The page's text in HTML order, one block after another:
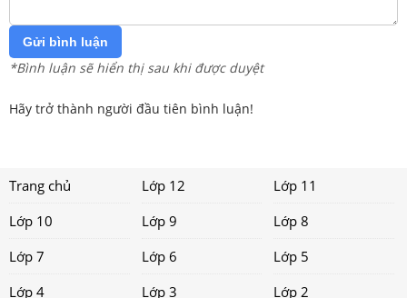
Gửi bình luận
*Bình luận sẽ hiển thị sau khi được duyệt
Hãy trở thành người đầu tiên bình luận!
Trang chủ Lớp 12
Lớp 11
Lớp 10
Lớp 9
Lớp 8
Lớp 7
Lớp 6
Lớp 5
Lớp 4
Lớp 3 Lớp 2